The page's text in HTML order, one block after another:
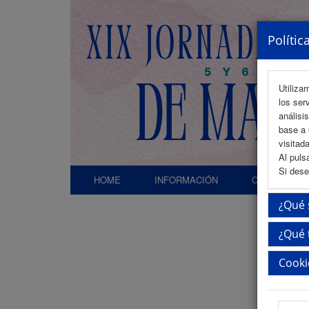
los
base a
Al
Si
¿Qué
HOME INFORMACIÓN COMITÉS